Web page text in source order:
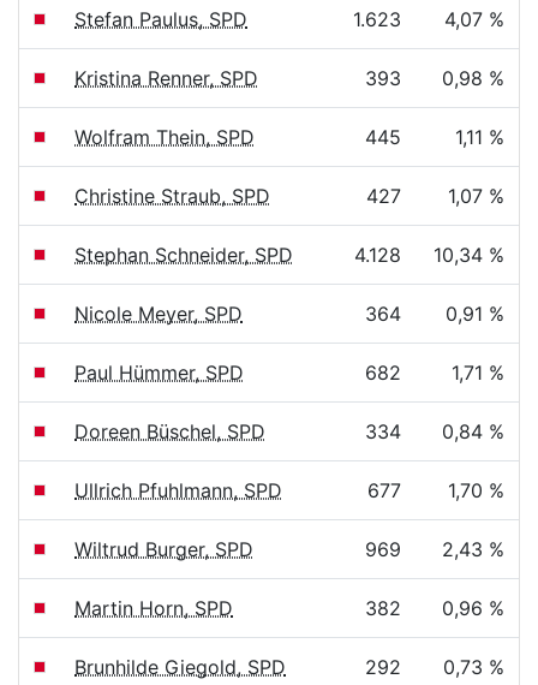
Stefan Paulus, SPD 1.623 4,07 %
Kristina Renner, SPD 393 0,98 %
Wolfram Thein, SPD 445 1,11 %
Christine Straub, SPD 427 1,07 %
Stephan Schneider, SPD 4.128 10,34 %
Nicole Meyer, SPD 364 0,91 %
Paul Hümmer, SPD 682 1,71 %
Doreen Büschel, SPD 334 0,84 %
Ullrich Pfuhlmann, SPD 677 1,70 %
Wiltrud Burger, SPD 969 2,43 %
Martin Horn, SPD 382 0,96 %
Brunhilde Giegold, SPD 292 0,73 %